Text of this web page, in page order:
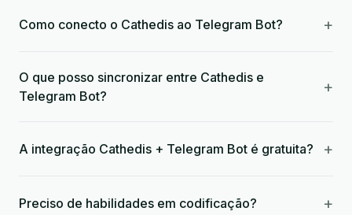
Como conecto o Cathedis ao Telegram Bot? +
O que posso sincronizar entre Cathedis e
Telegram Bot?
+
A integração Cathedis + Telegram Bot é gratuita? +
Preciso de habilidades em codificação? +